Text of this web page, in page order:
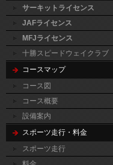
サーキットライセンス
JAFライセンス
MFJライセンス
十勝スピードウェイクラブ
コースマップ
コース図
コース概要
設備案内
スポーツ走行・料金
スポーツ走行